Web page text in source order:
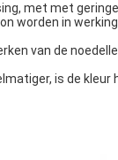
met met
worden in
van de
is de kleur